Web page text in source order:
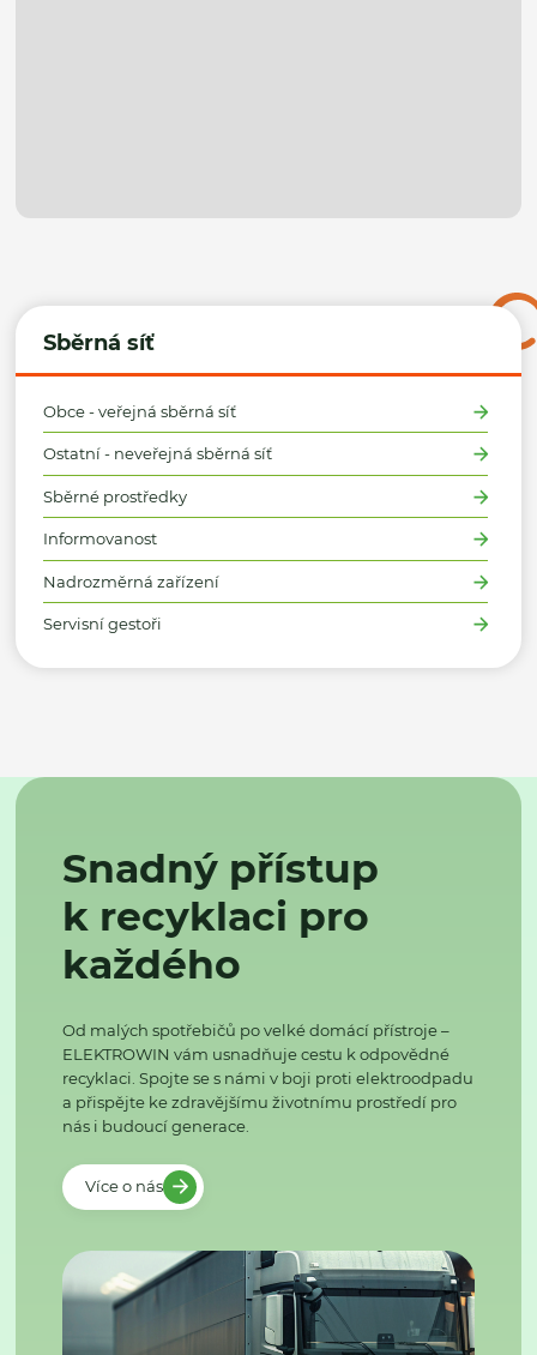
Sběrná síť
Obce - veřejná sběrná síť
Ostatní - neveřejná sběrná síť
Sběrné prostředky
Informovanost
Nadrozměrná zařízení
Servisní gestoři
Snadný přístup
k recyklaci pro
každého
Od malých spotřebičů po velké domácí přístroje –
ELEKTROWIN vám usnadňuje cestu k odpovědné
recyklaci. Spojte se s námi v boji proti elektroodpadu
a přispějte ke zdravějšímu životnímu prostředí pro
nás i budoucí generace.
Více o nás